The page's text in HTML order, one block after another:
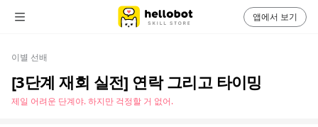
이별 선배
[3단계 재회 실전] 연락 그리고 타이밍
제일 어려운 단계야. 하지만 걱정할 거 없어.
앱에서 보기